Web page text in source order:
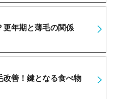
更年期と薄毛の関係
改善！鍵となる食べ物